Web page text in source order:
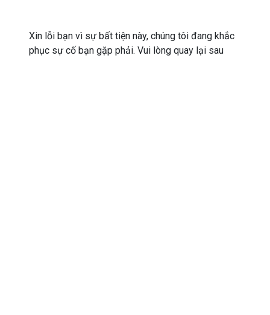
Xin lỗi bạn vì sự bất tiện này, chúng tôi đang khắc
phục sự cố bạn gặp phải. Vui lòng quay lại sau